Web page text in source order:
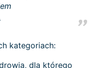
kategoriach:
dla którego